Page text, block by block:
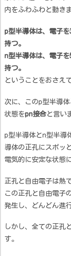
内をふわふわと動きま
p型半導体は、電子
持つ。
n型半導体は、電子
持つ。
ということをおさえ
次に、このp型半導
状態をpn接合と言い
p型半導体とn型半導
導体の正孔にスポッ
電気的に安定な状態
正孔と自由電子は熱
この正孔と自由電子
発生し、どんどん進
しかし、全ての正孔
す。